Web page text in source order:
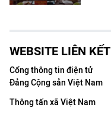
WEBSITE LIÊN KẾT
Cổng thông tin điện tử
Đảng Cộng sản Việt Nam
Thông tấn xã Việt Nam